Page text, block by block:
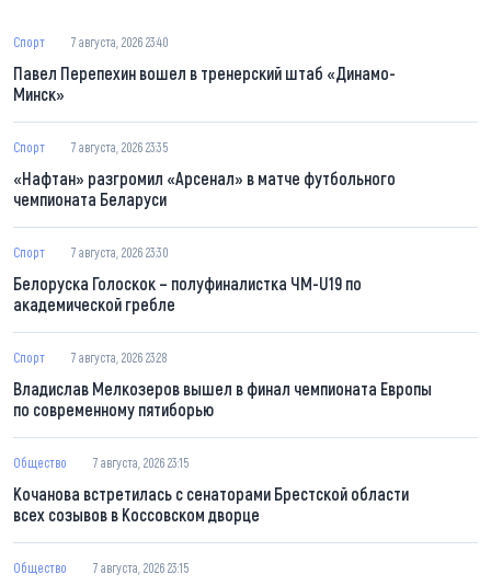
Спорт 7 августа, 2026 23:40
Павел Перепехин вошел в тренерский штаб «Динамо-
Минск»
Спорт 7 августа, 2026 23:35
«Нафтан» разгромил «Арсенал» в матче футбольного
чемпионата Беларуси
Спорт 7 августа, 2026 23:30
Белоруска Голоскок – полуфиналистка ЧМ-U19 по
академической гребле
Спорт 7 августа, 2026 23:28
Владислав Мелкозеров вышел в финал чемпионата Европы
по современному пятиборью
Общество 7 августа, 2026 23:15
Кочанова встретилась с сенаторами Брестской области
всех созывов в Коссовском дворце
Общество 7 августа, 2026 23:15